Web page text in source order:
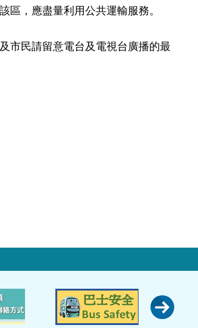
，應盡量利用公共運輸服務。
民請留意電台及電視台廣播的最